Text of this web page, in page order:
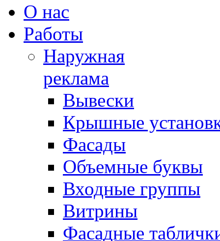
О нас
Работы
Наружная
реклама
Вывески
Крышные
Фасады
Объемные буквы
Входные группы
Витрины
Фасадные